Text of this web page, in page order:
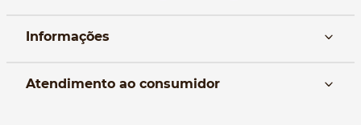
Informações
Atendimento ao consumidor